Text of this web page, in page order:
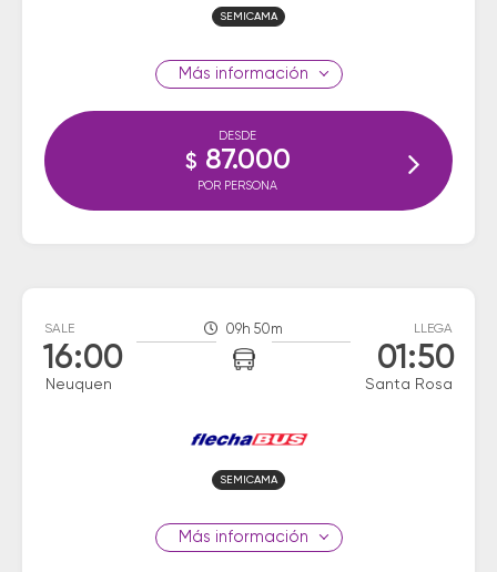
SEMICAMA
información
DESDE
$ 87.000
POR PERSONA
SALE
16:00
Neuquen
09h 50m LLEGA
01:50
Santa Rosa
SEMICAMA
información